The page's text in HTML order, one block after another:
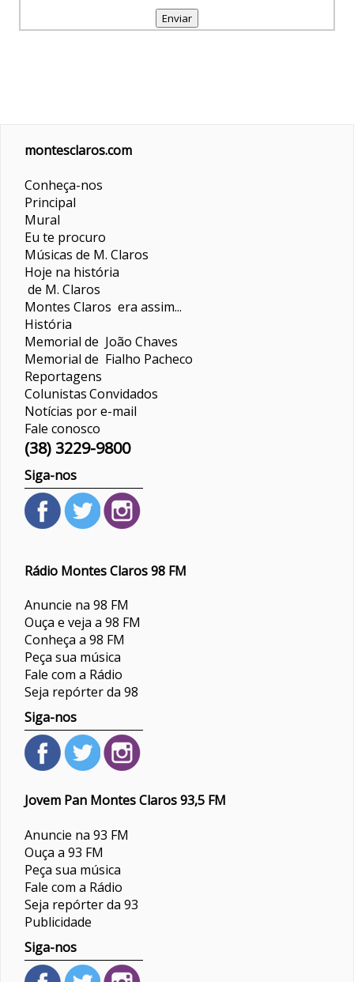
montesclaros.com
Conheça-nos
Principal
Mural
Eu te procuro
Músicas de M. Claros
Hoje na história
de M. Claros
Montes Claros era assim...
História
Memorial de João Chaves
Memorial de Fialho Pacheco
Reportagens
ColunistasConvidados
Notícias por e-mail
Fale conosco
(38) 3229-9800
Siga-nos
Rádio Montes Claros 98 FM
Anuncie na 98 FM
Ouça e veja a 98 FM
Conheça a 98 FM
Peça sua música
Fale com a Rádio
Seja repórter da 98
Siga-nos
Jovem Pan Montes Claros 93,5 FM
Anuncie na 93 FM
Ouça a 93 FM
Peça sua música
Fale com a Rádio
Seja repórter da 93
Publicidade
Siga-nos